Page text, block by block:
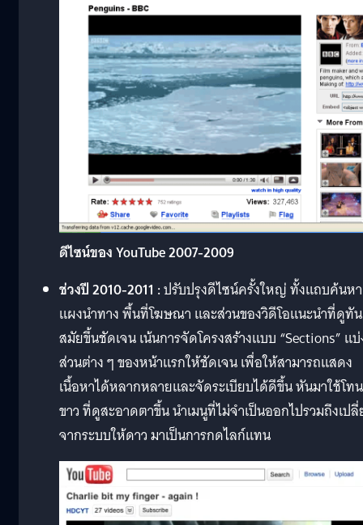
ดีไซน์ของ YouTube 2007-2009
ช่วงปี2010-2011 :ปรับปรุงดีไซน์ครั้งใหญ่ ทั้งแถบค้นหา
แผงนำทาง พื้นที่โฆษณา และส่วนของวิดีโอแนะนำที่ดูทัน
สมัยขึ้นชัดเจนเน้นการจัดโครงสร้างแบบ “Sections” แ
ส่วนต่าง ๆ ของหน้าแรกให้ชัดเจน เพื่อให้สามารถแสดง
เนื้อหาได้หลากหลายและจัดระเบียบได้ดีขึ้น หันมาใช้โท
ขาว ที่ดูสะอาดตาขึ้น นำเมนูที่ไม่จำเป็นออกไปรวมถึงเป
จากระบบให้ดาว มาเป็นการกดไลก์แทน